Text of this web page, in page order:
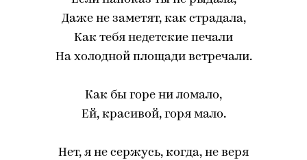
Даже не заметят, как страдала,
Как тебя недетские печали
На холодной площади встречали.
Как бы горе ни ломало,
Ей, красивой, горя мало.
Нет, я не сержусь, когда, не веря